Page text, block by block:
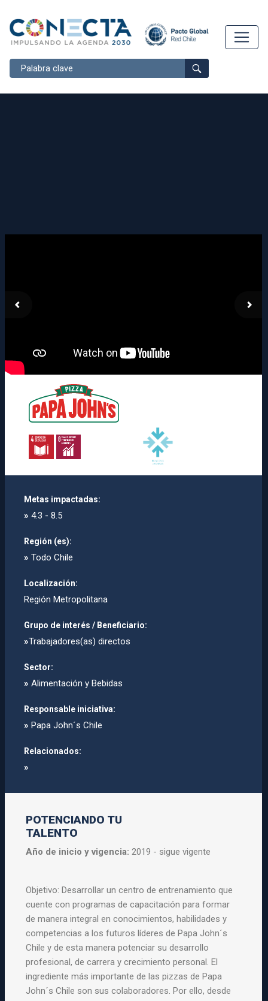
Buscar
Metas impactadas:
» 4.3 - 8.5
Región (es):
» Todo Chile
Localización:
Región Metropolitana
Grupo de interés / Beneficiario:
»Trabajadores(as) directos
Sector:
» Alimentación y Bebidas
Responsable iniciativa:
» Papa John´s Chile
Relacionados:
»
POTENCIANDO TU
TALENTO
Año de inicio y vigencia:2019 - sigue vigente
Objetivo: Desarrollar un centro de entrenamiento que
cuente con programas de capacitación para formar
de manera integral en conocimientos, habilidades y
competencias a los futuros líderes de Papa John´s
Chile y de esta manera potenciar su desarrollo
profesional, de carrera y crecimiento personal. El
ingrediente más importante de las pizzas de Papa
John´s Chile son sus colaboradores. Por ello, desde